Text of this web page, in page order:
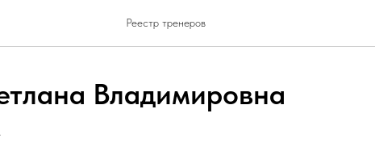
Реестр тренеров
Владимировна